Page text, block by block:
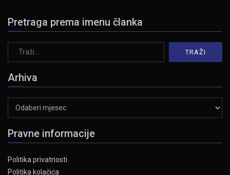
Pretraga prema imenu članka
Arhiva
Pravne informacije
Politika privatnosti
Politika kolačića